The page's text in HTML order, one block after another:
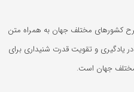
کشورهای مختلف جهان به همراه متن
و تقویت قدرت شنیداری برای
مختلف جهان است.